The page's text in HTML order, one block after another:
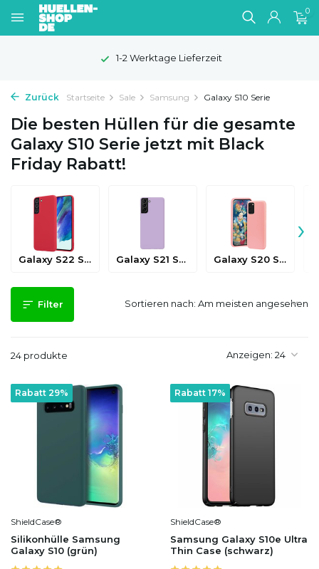
0
100 Tage Widerrufsrecht
Zurück Startseite Sale Samsung Galaxy S10 Serie
Die besten Hüllen für die gesamte
Galaxy S10 Serie jetzt mit Black
Friday Rabatt!
Galaxy S22 Serie Galaxy S21 Serie Galaxy S20 Serie
›
Filter
24 produkte Anzeigen:
Sortieren nach:
Rabatt 29%
ShieldCase®
Silikonhülle Samsung
Galaxy S10 (grün)
Rabatt 17%
ShieldCase®
Samsung Galaxy S10e Ultra
Thin Case (schwarz)